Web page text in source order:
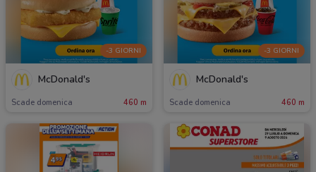
-3 GIORNI
McDonald's
Scade domenica 460 m
-3 GIORNI
McDonald's
Scade domenica 460 m